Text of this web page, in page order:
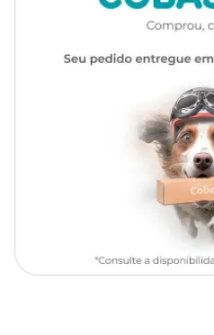
Compr: 8,5cm x Diâm: 2,5cm